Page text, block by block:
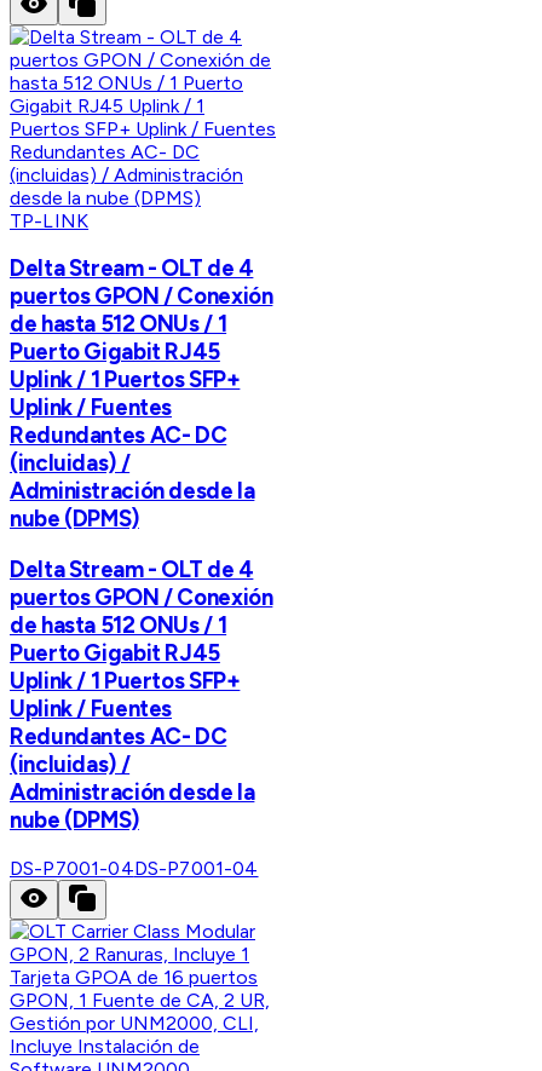
TP-LINK
Delta Stream - OLT de 4
puertos GPON / Conexión
de hasta 512 ONUs / 1
Puerto Gigabit RJ45
Uplink / 1 Puertos SFP+
Uplink / Fuentes
Redundantes AC- DC
(incluidas) /
Administración desde la
nube (DPMS)
Delta Stream - OLT de 4
puertos GPON / Conexión
de hasta 512 ONUs / 1
Puerto Gigabit RJ45
Uplink / 1 Puertos SFP+
Uplink / Fuentes
Redundantes AC- DC
(incluidas) /
Administración desde la
nube (DPMS)
DS-P7001-04DS-P7001-04